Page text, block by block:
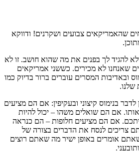
שהאמריקאים צבועים ושקרנים! ודווקא
להגיד לך בפנים את מה שהוא חושב. זו לא
שאנחנו לא מכירים. כששני אמריקאים
ובאדיבות המסרים עוברים ברור בדיוק כמו
שלנו.
בנימוס קיצוני ובעקיפין: אם הם מציעים
אם הם שואלים משהו – יכול להיות
אם הם מציעים חלופות – הם כנראה
צריכים לנסח את הדברים בצורה של
אומרים באופן ישיר מה שאתם רוצים